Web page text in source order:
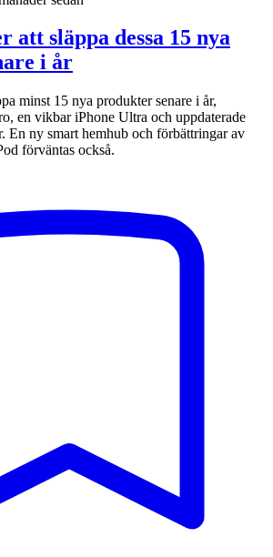
att släppa dessa 15 nya
i år
minst 15 nya produkter senare i år,
en vikbar iPhone Ultra och uppdaterade
En ny smart hemhub och förbättringar av
förväntas också.